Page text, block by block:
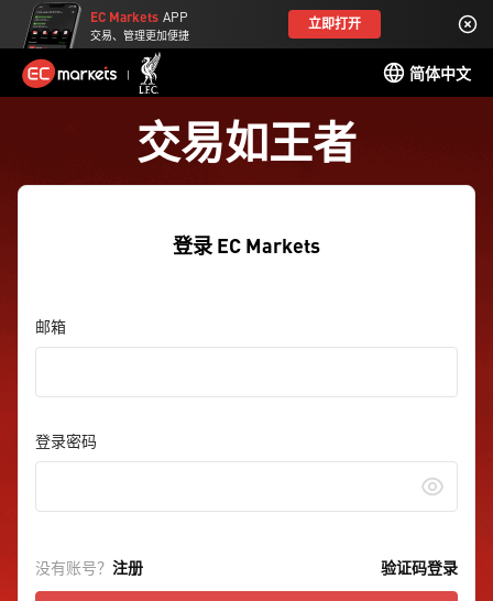
EC Markets APP
交易、管理更加便捷
立即打开
简体中文
交易如王者
登录 EC Markets
邮箱
登录密码
没有账号？ 注册 验证码登录